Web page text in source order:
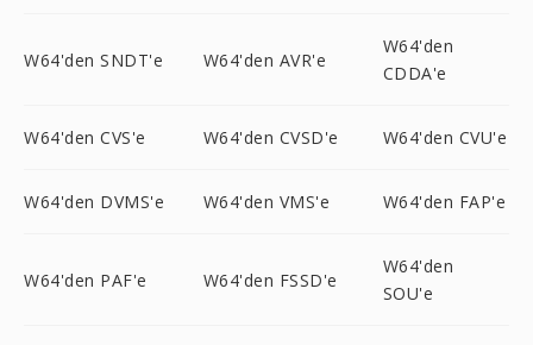
W64'den SNDT'e W64'den AVR'e
W64'den
CDDA'e
W64'den CVS'e W64'den CVSD'e W64'den CVU'e
W64'den DVMS'e W64'den VMS'e W64'den FAP'e
W64'den PAF'e W64'den FSSD'e
W64'den
SOU'e